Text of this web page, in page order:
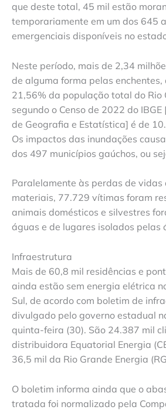
que deste total, 45 mil estão
temporariamente em um dos 645
emergenciais disponíveis no
Neste período, mais de 2,34
de alguma forma pelas
21,56% da população total do Rio
segundo o Censo de 2022 do
de Geografia e Estatística] é de
Os impactos das inundações
dos 497 municípios gaúchos, ou
Paralelamente às perdas de vidas
materiais, 77.729 vítimas foram
animais domésticos e silvestres
águas e de lugares isolados pelas
Infraestrutura
Mais de 60,8 mil residências e
ainda estão sem energia elétrica
Sul, de acordo com boletim de
divulgado pelo governo estadual
quinta-feira (30). São 24.387 mil
distribuidora Equatorial Energia
36,5 mil da Rio Grande Energia
O boletim informa ainda que o
tratada foi normalizado pela